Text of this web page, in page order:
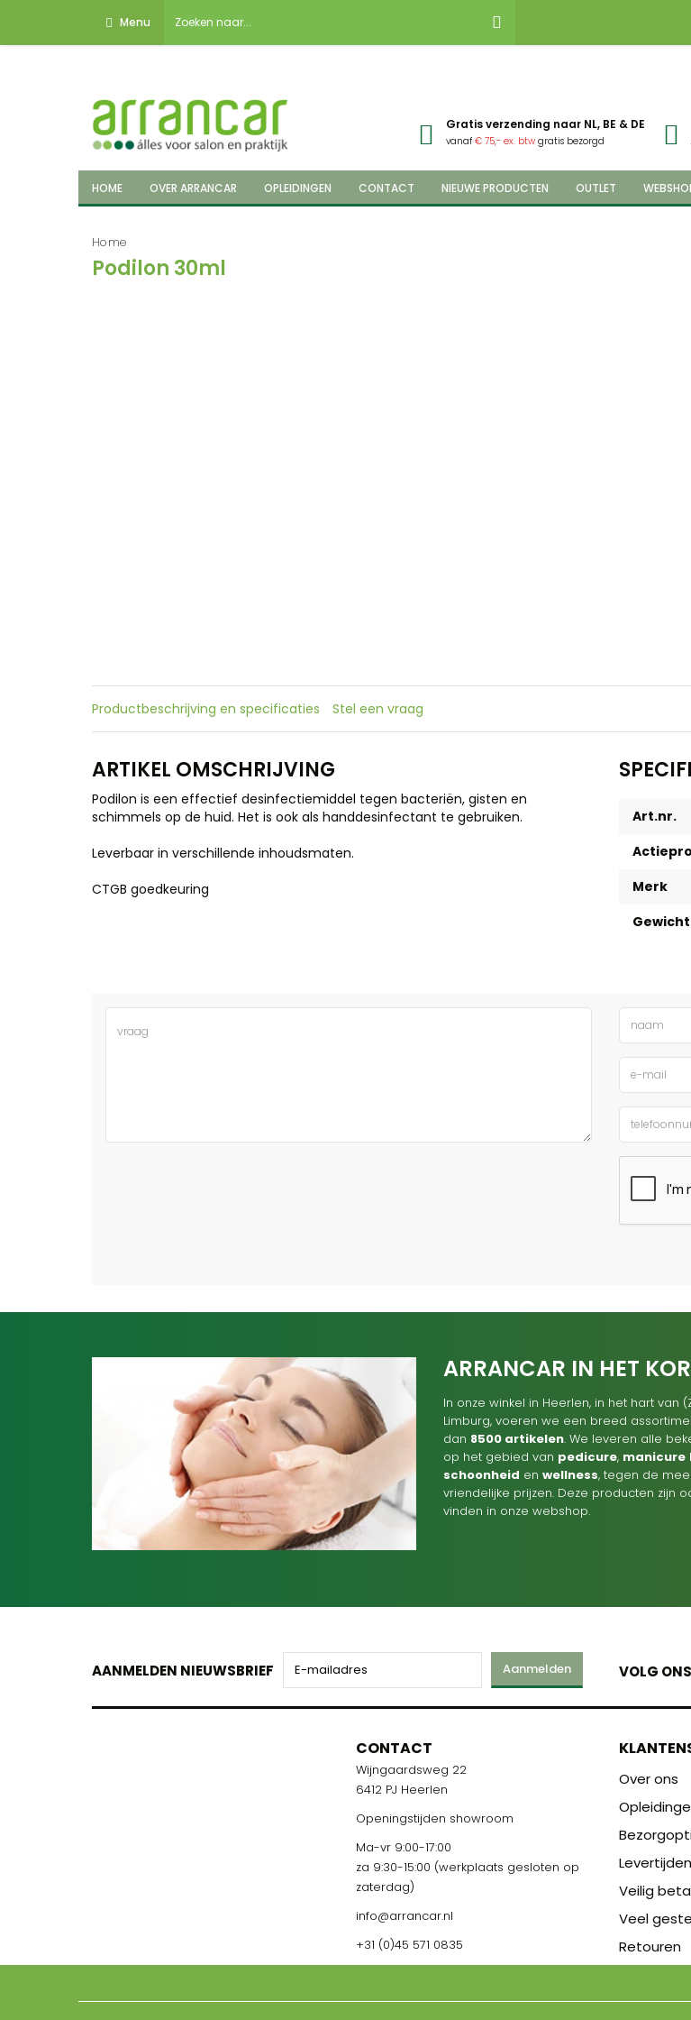
Menu
Gratis verzending naar NL, BE & DE
vanaf€ 75,- ex. btw gratis bezorgd
HOME OVER ARRANCAR OPLEIDINGEN CONTACT NIEUWE PRODUCTEN OUTLET
Home
Podilon 30ml
Productbeschrijving en specificaties Stel een vraag
ARTIKEL OMSCHRIJVING
Podilon is een effectief desinfectiemiddel tegen bacteriën, gisten en
schimmels op de huid. Het is ook als handdesinfectant te gebruiken.
Leverbaar in verschillende inhoudsmaten.
CTGB goedkeuring
Art.nr.
Merk
Gewicht
ARRANCAR IN HET
In onze winkel in Heerlen, in het hart van
Limburg, voeren we een breed
dan 8500 artikelen. We leveren alle
op het gebied van pedicure, manicure
schoonheid en wellness, tegen de
vriendelijke prijzen. Deze producten zijn
vinden in onze webshop.
AANMELDEN NIEUWSBRIEF Aanmelden VOLG
CONTACT
Wijngaardsweg 22
6412 PJ Heerlen
Openingstijden showroom
Ma-vr 9:00-17:00
za 9:30-15:00 (werkplaats gesloten op
zaterdag)
info@arrancar.nl
+31 (0)45 571 0835
Over ons
Levertijden
Veilig
Veel
Retouren